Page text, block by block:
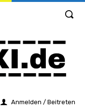
Anmelden / Beitreten